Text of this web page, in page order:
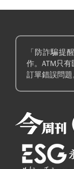
「防詐騙提
作。ATM只
訂單錯誤問題